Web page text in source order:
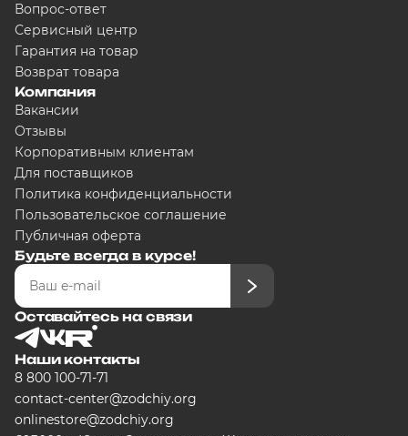
Вопрос-ответ
Сервисный центр
Гарантия на товар
Возврат товара
Компания
Вакансии
Отзывы
Корпоративным клиентам
Для поставщиков
Политика конфиденциальности
Пользовательское соглашение
Публичная оферта
Будьте всегда в курсе!
Оставайтесь на связи
Наши контакты
8 800 100-71-71
contact-center@zodchiy.org
onlinestore@zodchiy.org